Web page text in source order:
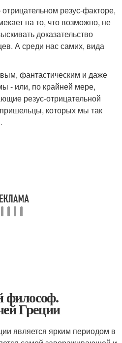
резус-факторе,
на то, что возможно, не
доказательство
А среди нас самих, вида
фантастическим и даже
- или, по крайней мере,
резус-отрицательной
которых мы так
философ.
Греции
является ярким периодом в